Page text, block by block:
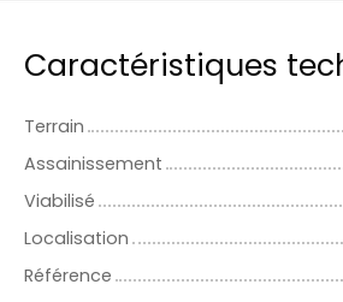
Caractéristiques
Terrain
Assainissement
Viabilisé
Localisation
Référence